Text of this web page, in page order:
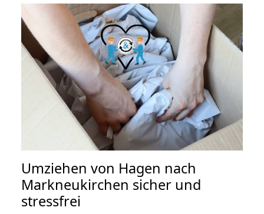
Umziehen von Hagen nach
Markneukirchen sicher und
stressfrei